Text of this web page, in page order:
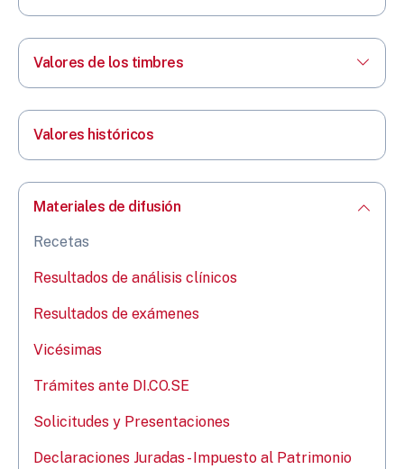
Valores de los timbres
Valores históricos
Materiales de difusión
Recetas
Resultados de análisis clínicos
Resultados de exámenes
Vicésimas​
Trámites ante DI.CO.SE
Solicitudes y Presentaciones
Declaraciones Juradas - Impuesto al Patrimonio